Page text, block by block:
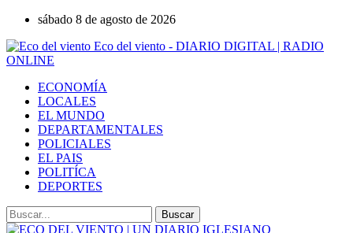
sábado 8 de agosto de 2026
Eco del viento - DIARIO DIGITAL | RADIO
ONLINE
ECONOMÍA
LOCALES
EL MUNDO
DEPARTAMENTALES
POLICIALES
EL PAIS
POLITÍCA
DEPORTES